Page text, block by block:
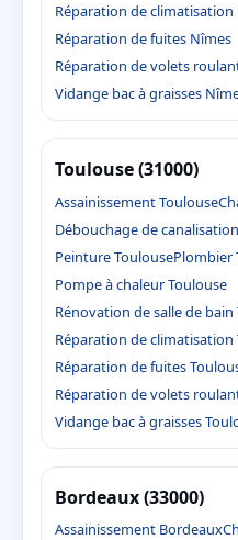
Réparation de climatisation
Réparation de fuites Nîmes
Réparation de volets
Vidange bac à graisses
Toulouse (31000)
Assainissement Toulouse
Débouchage de
Peinture ToulousePlombier
Pompe à chaleur Toulouse
Rénovation de salle de bain
Réparation de climatisation
Réparation de fuites
Réparation de volets
Vidange bac à graisses
Bordeaux (33000)
Assainissement Bordeaux